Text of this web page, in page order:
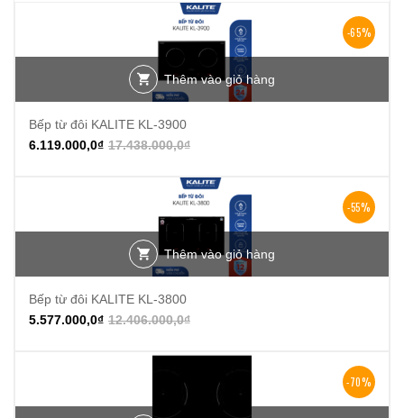
-65%
Thêm vào giỏ hàng
Bếp từ đôi KALITE KL-3900
17.438.000,0₫
6.119.000,0₫
-55%
Thêm vào giỏ hàng
Bếp từ đôi KALITE KL-3800
12.406.000,0₫
5.577.000,0₫
-70%